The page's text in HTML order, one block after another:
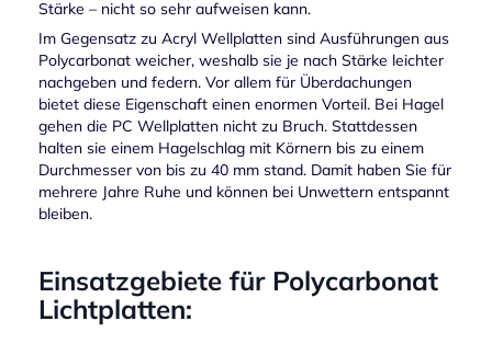
Stärke – nicht so sehr aufweisen kann.
Im Gegensatz zu Acryl Wellplatten sind Ausführungen aus
Polycarbonat weicher, weshalb sie je nach Stärke leichter
nachgeben und federn. Vor allem für Überdachungen
bietet diese Eigenschaft einen enormen Vorteil. Bei Hagel
gehen die PC Wellplatten nicht zu Bruch. Stattdessen
halten sie einem Hagelschlag mit Körnern bis zu einem
Durchmesser von bis zu 40 mm stand. Damit haben Sie für
mehrere Jahre Ruhe und können bei Unwettern entspannt
bleiben.
Einsatzgebiete für Polycarbonat
Lichtplatten: